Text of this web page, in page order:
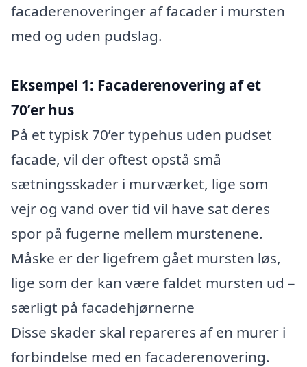
facaderenoveringer af facader i mursten
med og uden pudslag.
Eksempel 1: Facaderenovering af et
70’er hus
På et typisk 70’er typehus uden pudset
facade, vil der oftest opstå små
sætningsskader i murværket, lige som
vejr og vand over tid vil have sat deres
spor på fugerne mellem murstenene.
Måske er der ligefrem gået mursten løs,
lige som der kan være faldet mursten ud –
særligt på facadehjørnerne
Disse skader skal repareres af en murer i
forbindelse med en facaderenovering.